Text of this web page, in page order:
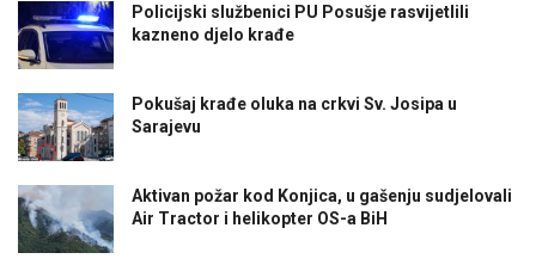
Policijski službenici PU Posušje rasvijetlili
kazneno djelo krađe
Pokušaj krađe oluka na crkvi Sv. Josipa u
Sarajevu
Aktivan požar kod Konjica, u gašenju sudjelovali
Air Tractor i helikopter OS-a BiH